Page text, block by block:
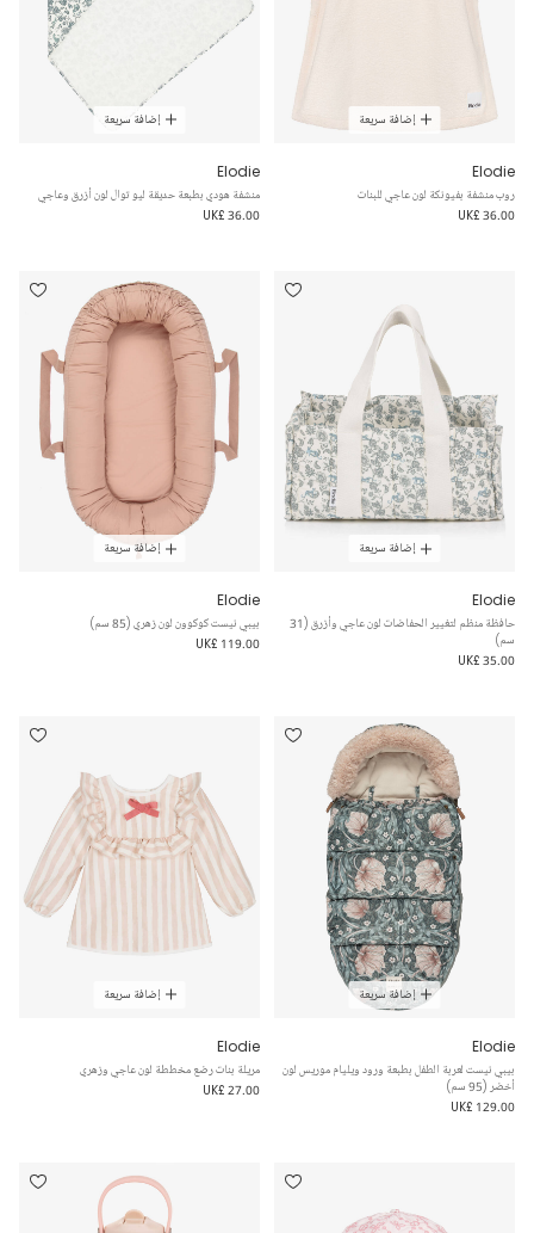
إضافة سريعة
Elodie
روب منشفة بفيونكة لون عاجي للبنات
UK£ 36.00
إضافة سريعة
Elodie
منشفة هودي بطبعة حديقة ليو توال لون أزرق وعاجي
UK£ 36.00
إضافة سريعة
Elodie
حافظة منظم لتغيير الحفاضات لون عاجي وأزرق (31
سم)
UK£ 35.00
إضافة سريعة
Elodie
بيبي نيست كوكوون لون زهري (85 سم)
UK£ 119.00
إضافة سريعة
Elodie
بيبي نيست لعربة الطفل بطبعة ورود ويليام موريس لون
أخضر (95 سم)
UK£ 129.00
إضافة سريعة
Elodie
مريلة بنات رضع مخططة لون عاجي وزهري
UK£ 27.00